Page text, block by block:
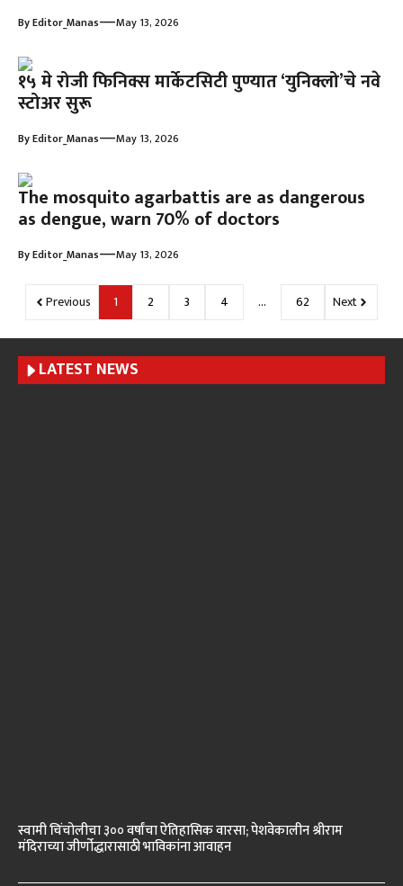
ByEditor_Manas—May 13, 2026
१५ मे रोजी फिनिक्स मार्केटसिटी पुण्यात ‘युनिक्लो’चे नवे
स्टोअर सुरू
ByEditor_Manas—May 13, 2026
The mosquito agarbattis are as dangerous
as dengue, warn 70% of doctors
ByEditor_Manas—May 13, 2026
Previous 1 2 3 4 … 62 Next
LATEST NEWS
स्वामी चिंचोलीचा ३०० वर्षांचा ऐतिहासिक वारसा; पेशवेकालीन श्रीराम
मंदिराच्या जीर्णोद्धारासाठी भाविकांना आवाहन